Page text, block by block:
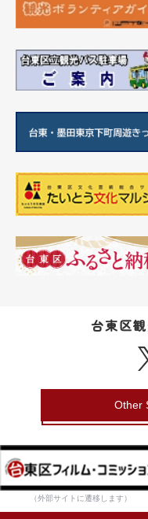
台東区
Other
（外部サイトに遷移します）